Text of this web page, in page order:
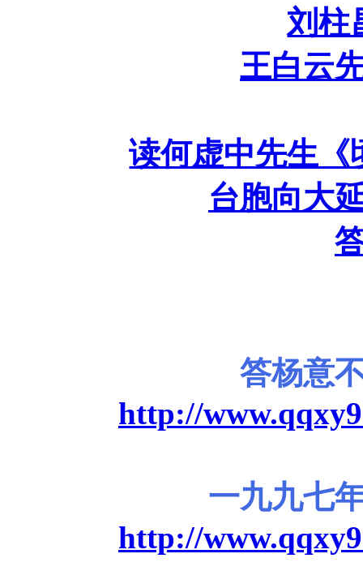
刘柱
王白云
读何虚中先生《
台胞向大
答杨意
http://
一九九七
http://